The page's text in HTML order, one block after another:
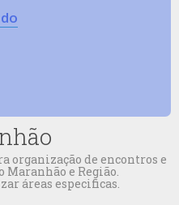
organização de encontros e
Maranhão e Região.
áreas especificas.